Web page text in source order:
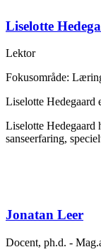
Liselotte
Lektor
Fokusområde:
Liselotte Hedegaard
Liselotte Hedegaard
sanseerfaring,
Jonatan Leer
Docent, ph.d. -